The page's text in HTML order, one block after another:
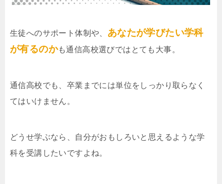
生徒へのサポート体制や、 あなたが学びたい学科
が有るのかも通信高校選びではとても大事。
通信高校でも、卒業までには単位をしっかり取らなく
てはいけません。
どうせ学ぶなら、自分がおもしろいと思えるような学
科を受講したいですよね。